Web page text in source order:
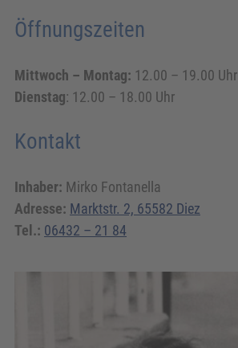
Öffnungszeiten
Mittwoch – Montag: 12.00 – 19.00 Uhr
Dienstag: 12.00 – 18.00 Uhr
Kontakt
Inhaber: Mirko Fontanella
Adresse: Marktstr. 2, 65582 Diez
Tel.: 06432 – 21 84